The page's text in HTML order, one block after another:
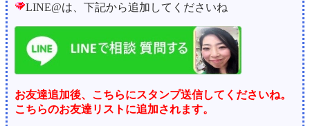
LINE@は、下記から追加してくださいね
お友達追加後、こちらにスタンプ送信してくださいね。
こちらのお友達リストに追加されます。